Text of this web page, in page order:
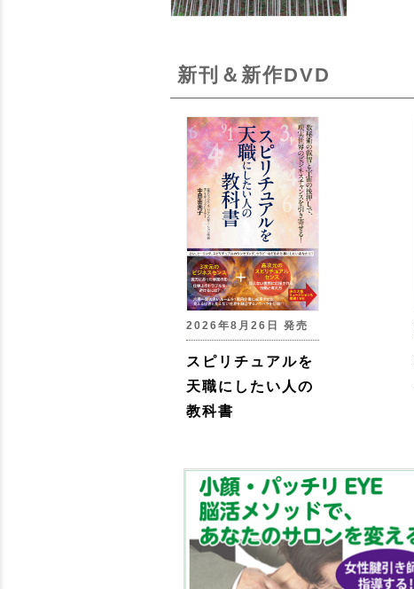
新刊＆新作DVD
2026年8月26日 発売
スピリチュアルを
天職にしたい人の
教科書